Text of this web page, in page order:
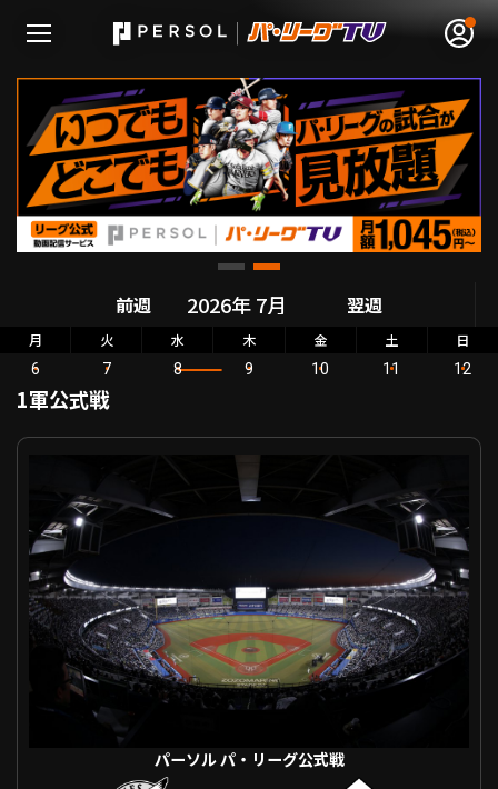
無料アカウント登録 ログイン
HOME
日程･結果
順位表･成績
ファーム東地区
ファーム中地区
ファーム西地区
交流戦
選手名鑑
選手名鑑トップ
東北楽天ゴールデンイーグルス
埼玉西武ライオンズ
千葉ロッテマリーンズ
オリックス・バファローズ
福岡ソフトバンクホークス
ニュース
設定
前週 翌週
月 火 水 木 金 土 日
6 7 8 9 10 11 12
1軍公式戦
パーソル パ・リーグ公式戦 千葉ロッテ VS 北海道日本ハム
パーソル パ・リーグ公式戦